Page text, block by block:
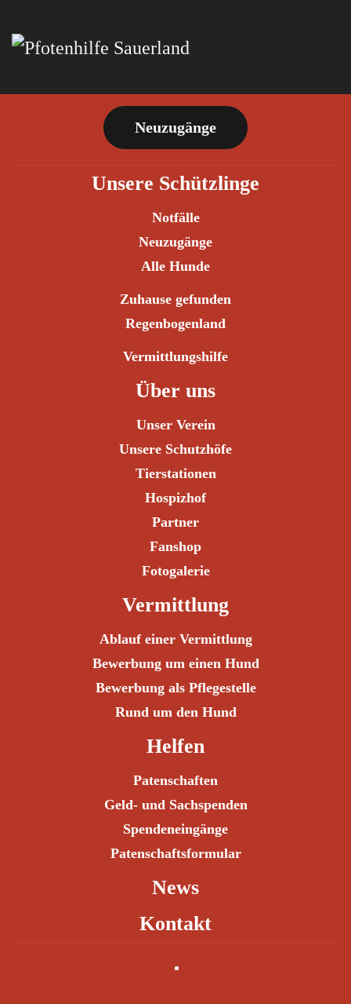
Zum Hauptinhalt springen
Neuzugänge
Unsere Schützlinge
Notfälle
Neuzugänge
Alle Hunde
Zuhause gefunden
Regenbogenland
Vermittlungshilfe
Über uns
Unser Verein
Unsere Schutzhöfe
Tierstationen
Hospizhof
Partner
Fanshop
Fotogalerie
Vermittlung
Ablauf einer Vermittlung
Bewerbung um einen Hund
Bewerbung als Pflegestelle
Rund um den Hund
Helfen
Patenschaften
Geld- und Sachspenden
Spendeneingänge
Patenschaftsformular
News
Kontakt